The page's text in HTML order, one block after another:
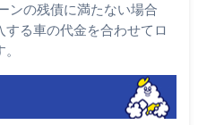
ンの残債に満たない場合
る車の代金を合わせてロ